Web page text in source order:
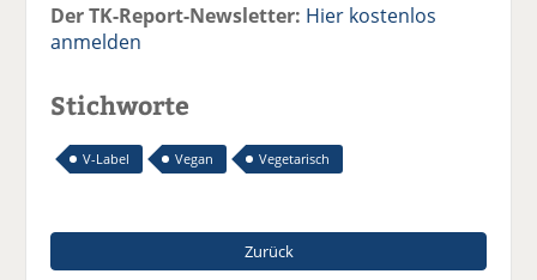
Der TK-Report-Newsletter: Hier kostenlos
anmelden
Stichworte
V-Label Vegan Vegetarisch
Zurück